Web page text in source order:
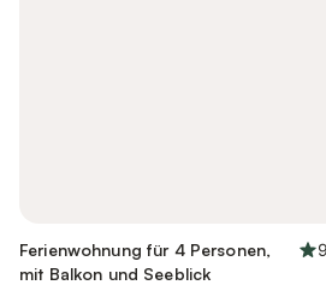
Ferienwohnung für 4 Personen,
mit Balkon und Seeblick